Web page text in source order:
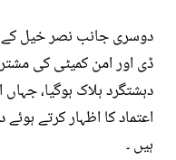
دوسری جانب نصر خیل
ڈی اور امن کمیٹی کی
دہشتگرد ہلاک ہوگیا،
اعتماد کا اظہار کرتے
ہیں ۔